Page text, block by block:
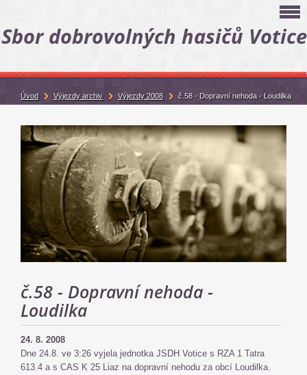
Sbor dobrovolných hasičů Votice
č.58 - Dopravní nehoda -
Loudilka
24. 8. 2008
Dne 24.8. ve 3:26 vyjela jednotka JSDH Votice s RZA 1 Tatra
613.4 a s CAS K 25 Liaz na dopravní nehodu za obcí Loudilka.
Úvod Výjezdy archiv Výjezdy 2008 č.58 - Dopravní nehoda - Loudilka